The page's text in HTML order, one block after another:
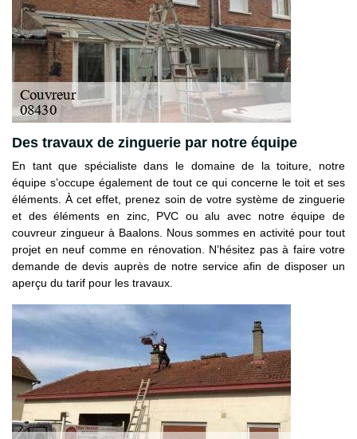
Des travaux de zinguerie par notre équipe
En tant que spécialiste dans le domaine de la toiture, notre
équipe s’occupe également de tout ce qui concerne le toit et ses
éléments. À cet effet, prenez soin de votre système de zinguerie
et des éléments en zinc, PVC ou alu avec notre équipe de
couvreur zingueur à Baalons. Nous sommes en activité pour tout
projet en neuf comme en rénovation. N’hésitez pas à faire votre
demande de devis auprès de notre service afin de disposer un
aperçu du tarif pour les travaux.